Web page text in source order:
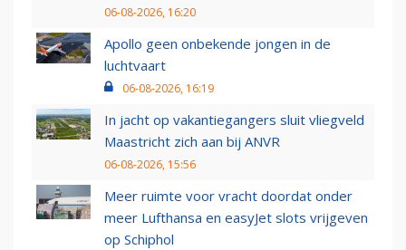
06-08-2026, 16:20
Apollo geen onbekende jongen in de
luchtvaart
06-08-2026, 16:19
In jacht op vakantiegangers sluit vliegveld
Maastricht zich aan bij ANVR
06-08-2026, 15:56
Meer ruimte voor vracht doordat onder
meer Lufthansa en easyJet slots vrijgeven
op Schiphol